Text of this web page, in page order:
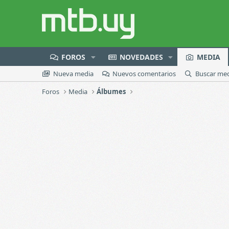
FOROS NOVEDADES MEDIA
Nueva media Nuevos comentarios
Buscar
Foros
Media Álbumes